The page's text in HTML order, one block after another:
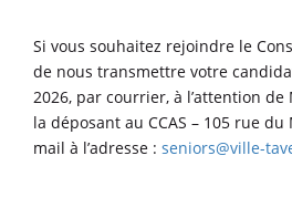
Si vous souhaitez rejoindre le
de nous transmettre votre
2026, par courrier, à l’attention
la déposant au CCAS – 105 rue
mail à l’adresse : seniors@ville-